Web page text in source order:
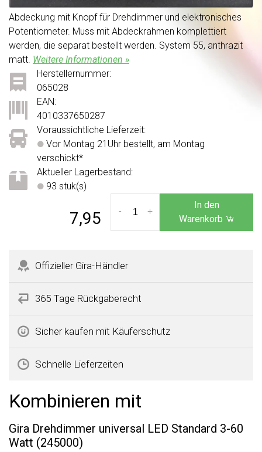
Abdeckung mit Knopf für Drehdimmer und elektronisches
Potentiometer. Muss mit Abdeckrahmen komplettiert
werden, die separat bestellt werden. System 55, anthrazit
matt. Weitere Informationen »
Voraussichtliche Lieferzeit:
Vor Montag 21Uhr bestellt, am Montag
verschickt*
Aktueller Lagerbestand:
93 stuk(s)
Herstellernummer:
065028
EAN:
4010337650287
7,95 +
-
In den
Warenkorb
Offizieller Gira-Händler
365 Tage Rückgaberecht
Sicher kaufen mit Käuferschutz
Schnelle Lieferzeiten
Kombinieren mit
Gira Drehdimmer universal LED Standard 3-60
Watt (245000)